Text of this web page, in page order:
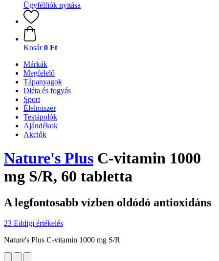
Ügyfélfiók nyitása
Kosár 0 Ft
Márkák
Megfelelő
Tápanyagok
Diéta és fogyás
Sport
Élelmiszer
Testápolók
Ajándékok
Akciók
Nature's Plus C-vitamin 1000
mg S/R, 60 tabletta
A legfontosabb vízben oldódó antioxidáns
23 Eddigi értékelés
Nature's Plus C-vitamin 1000 mg S/R